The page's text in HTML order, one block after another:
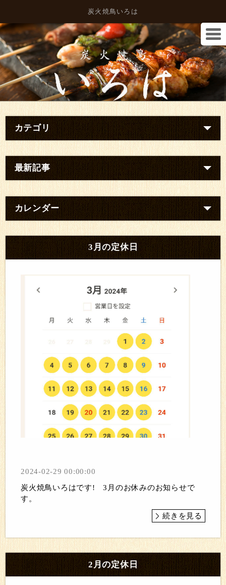
炭火焼鳥いろは
カテゴリ
最新記事
カレンダー
3月の定休日
2024-02-29 00:00:00
炭火焼鳥いろはです! 3月のお休みのお知らせで
す。
続きを見る
2月の定休日